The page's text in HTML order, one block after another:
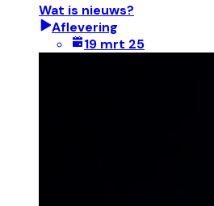
Wat is nieuws?
Aflevering
19 mrt 25